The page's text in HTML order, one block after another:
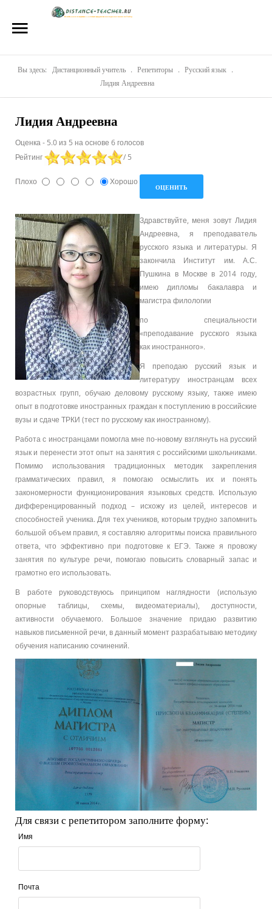
Репетиторы
Стоимость
Акции
Материалы
Блог
Вы здесь: Дистанционный учитель . Репетиторы . Русский язык .
Лидия Андреевна
Лидия Андреевна
Оценка - 5.0 из 5 на основе 6 голосов
Рейтинг
/ 5
Плохо Хорошо
Здравствуйте, меня зовут Лидия
Андреевна, я преподаватель
русского языка и литературы. Я
закончила Институт им. А.С.
Пушкина в Москве в 2014 году,
имею дипломы бакалавра и
магистра филологии
по специальности
«преподавание русского языка
как иностранного».
Я преподаю русский язык и
литературу иностранцам всех
возрастных групп, обучаю деловому русскому языку, также имею
опыт в подготовке иностранных граждан к поступлению в российские
вузы и сдаче ТРКИ (тест по русскому как иностранному).
Работа с иностранцами помогла мне по-новому взглянуть на русский
язык и перенести этот опыт на занятия с российскими школьниками.
Помимо использования традиционных методик закрепления
грамматических правил, я помогаю осмыслить их и понять
закономерности функционирования языковых средств. Использую
дифференцированный подход – исхожу из целей, интересов и
способностей ученика. Для тех учеников, которым трудно запомнить
большой объем правил, я составляю алгоритмы поиска правильного
ответа, что эффективно при подготовке к ЕГЭ. Также я провожу
занятия по культуре речи, помогаю повысить словарный запас и
грамотно его использовать.
В работе руководствуюсь принципом наглядности (использую
опорные таблицы, схемы, видеоматериалы), доступности,
активности обучаемого. Большое значение придаю развитию
навыков письменной речи, в данный момент разрабатываю методику
обучения написанию сочинений.
Для связи с репетитором заполните форму:
Имя
Почта